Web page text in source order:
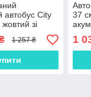
автобус City
зі
фар
1 257 ₴
37
1